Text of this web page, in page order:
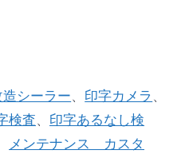
造シーラー、 印字カメラ 、
検査、 印字あるなし検
メンテナンス カスタ